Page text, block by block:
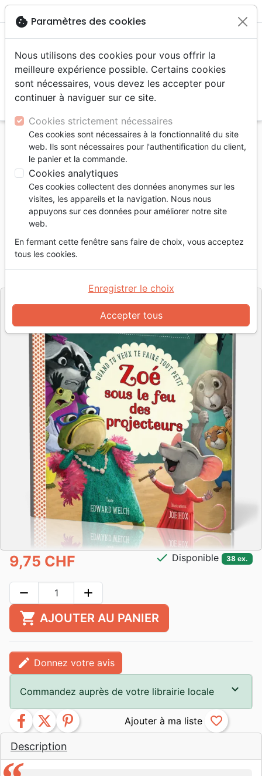
menu
Accueil Livres Enfants 4 à 6 ans
Histoires
Zoé sous le feu des projecteurs - Quand tu veux te
faire tout petit [Leçons de vie pour coeurs tendres]
Zoé sous le feu des projecteurs
Quand tu veux te faire tout petit [Leçons
de vie pour coeurs tendres]
Auteur :Edward T. Welch| Illustrateur :Joe Hox
Description
9,75 CHF check Disponible 38 ex.
remove add
shopping_cart AJOUTER AU PANIER
edit Donnez votre avis
Commandez auprès de votre librairie locale
facebook twitter pinterest favorite_border
cookie Paramètres des cookies
Nous utilisons des cookies pour vous offrir la
meilleure expérience possible. Certains cookies
sont nécessaires, vous devez les accepter pour
continuer à naviguer sur ce site.
Cookies strictement nécessaires
Ces cookies sont nécessaires à la fonctionnalité du site
web. Ils sont nécessaires pour l'authentification du client,
le panier et la commande.
Cookies analytiques
Ces cookies collectent des données anonymes sur les
visites, les appareils et la navigation. Nous nous
appuyons sur ces données pour améliorer notre site
web.
En fermant cette fenêtre sans faire de choix, vous acceptez
tous les cookies.
Accepter tous
Enregistrer le choix